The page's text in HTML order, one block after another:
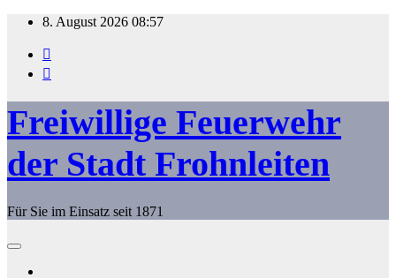
Zum
springen
8. August 2026 08:57
Freiwillige Feuerwehr
der Stadt Frohnleiten
Für Sie im Einsatz seit 1871